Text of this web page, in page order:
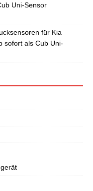
Uni-Sensor
für Kia
sofort als Cub Uni-